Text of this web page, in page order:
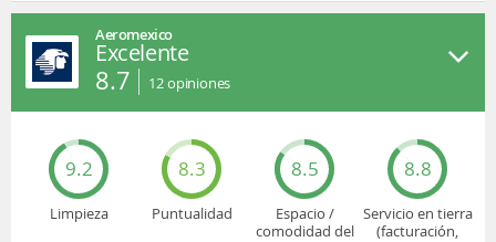
Aeromexico
Excelente
8.7 12opiniones
9.2
Limpieza
8.3
Puntualidad
8.5
Espacio /
comodidad del
8.8
Servicio en tierra
(facturación,